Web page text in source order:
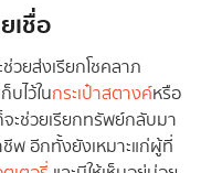
เชื่อ
วยส่งเรียกโชคลาภ
ไว้ในกระเป๋าสตางค์หรือ
ะช่วยเรียกทรัพย์กลับมา
พ อีกทั้งยังเหมาะแก่ผู้ที่